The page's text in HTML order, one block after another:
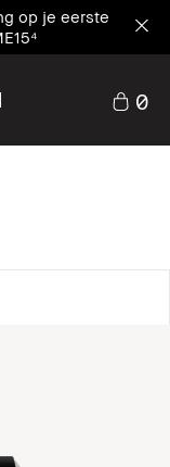
op je eerste
0